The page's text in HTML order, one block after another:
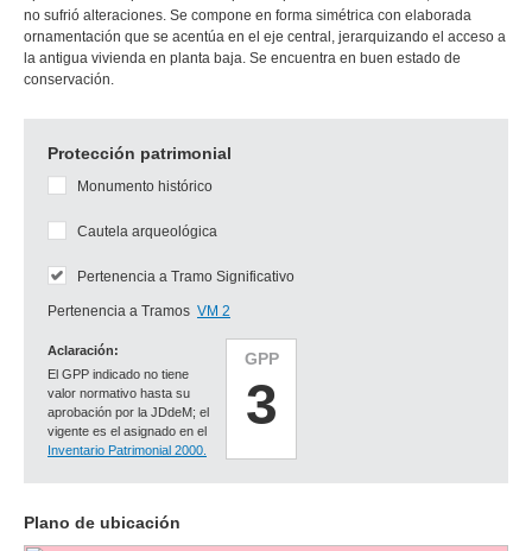
no sufrió alteraciones. Se compone en forma simétrica con elaborada
ornamentación que se acentúa en el eje central, jerarquizando el acceso a
la antigua vivienda en planta baja. Se encuentra en buen estado de
conservación.
Protección patrimonial
GPP
3
Aclaración:
El GPP indicado no tiene
valor normativo hasta su
aprobación por la JDdeM; el
vigente es el asignado en el
Inventario Patrimonial 2000.
Monumento histórico
Cautela arqueológica
Pertenencia a Tramo Significativo
Pertenencia a Tramos VM 2
Plano de ubicación